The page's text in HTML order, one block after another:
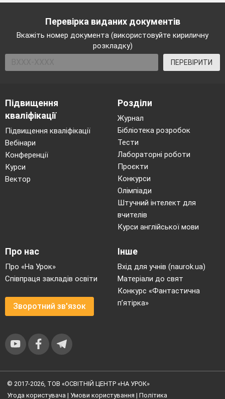
Перевірка виданих документів
Вкажіть номер документа (використовуйте кириличну
розкладку)
ПЕРЕВІРИТИ
Підвищення
кваліфікації
Підвищення кваліфікації
Вебінари
Конференції
Курси
Вектор
Розділи
Журнал
Бібліотека розробок
Тести
Лабораторні роботи
Проєкти
Конкурси
Олімпіади
Штучний інтелект для
вчителів
Курси англійської мови
Про нас
Про «На Урок»
Співпраця закладів освіти
Зворотний зв'язок
Інше
Вхід для учнів (naurok.ua)
Матеріали до свят
Конкурс «Фантастична
п’ятірка»
© 2017-2026, ТОВ «ОСВІТНІЙ ЦЕНТР «НА УРОК»
Угода користувача | Умови користування | Політика